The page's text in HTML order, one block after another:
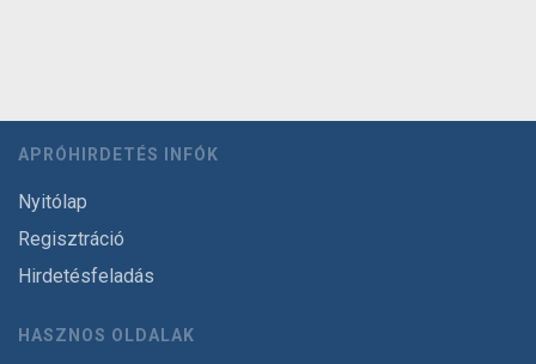
APRÓHIRDETÉS INFÓK
Nyitólap
Regisztráció
Hirdetésfeladás
HASZNOS OLDALAK